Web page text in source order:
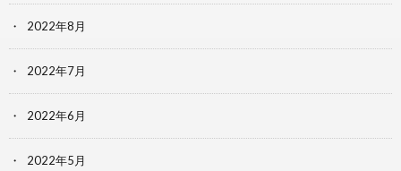
2022年8月
2022年7月
2022年6月
2022年5月